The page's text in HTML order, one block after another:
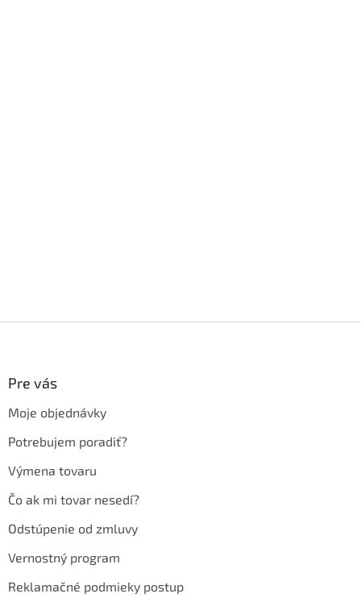
Pre vás
Moje objednávky
Potrebujem poradiť?
Výmena tovaru
Čo ak mi tovar nesedí?
Odstúpenie od zmluvy
Vernostný program
Reklamačné podmieky postup